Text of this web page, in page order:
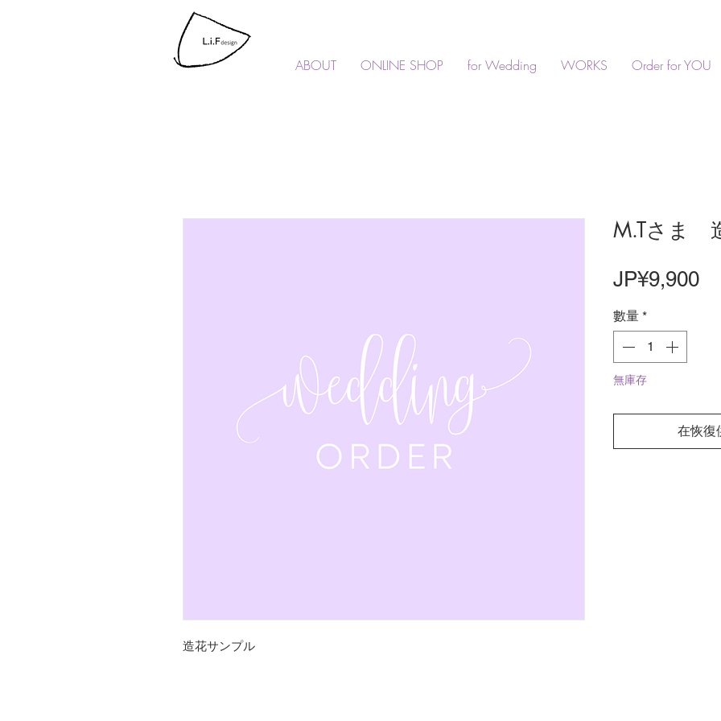
ABOUT ONLINE SHOP for Wedding WORKS Order for YOU
造花サンプル
M.Tさま
JP¥9,900價
數量 *
無庫存
在恢復